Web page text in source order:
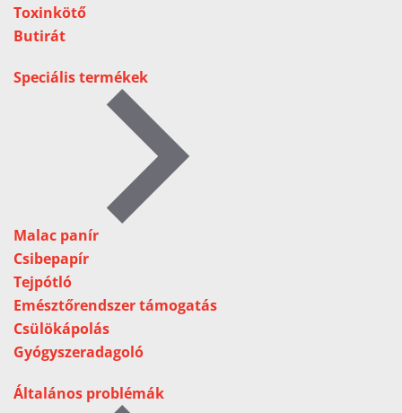
Toxinkötő
Butirát
Speciális termékek
Malac panír
Csibepapír
Tejpótló
Emésztőrendszer támogatás
Csülökápolás
Gyógyszeradagoló
Általános problémák